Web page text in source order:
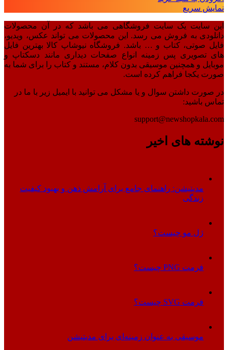
نمایش سریع
این سایت یک سایت فروشگاهی می باشد که در آن محصولات
دانلودی به فروش می رسد. این محصولات می تواند عکس، ویدیو،
فایل صوتی، کتاب و … باشد. فروشگاه نیوشاپ کالا بهترین فایل
های تصویری پس زمینه انواع صفحات دیداری مانند دسکتاپ و
موبایل و همچنین موسیقی بدون کلام، مستند و کتاب را برای شما به
صورت یکجا فراهم کرده است.
در صورت داشتن سوال و یا مشکل می توانید با ایمیل زیر با ما در
تماس باشید:
support@newshopkala.com
نوشته های اخیر
مدیتیشن: راهنمای جامع برای آرامش ذهن و بهبود کیفیت
زندگی
ژل مو چیست؟
فرمت PNG چیست؟
فرمت SVG چیست؟
موسیقی به عنوان زمینه‌ای برای مدیتیشن